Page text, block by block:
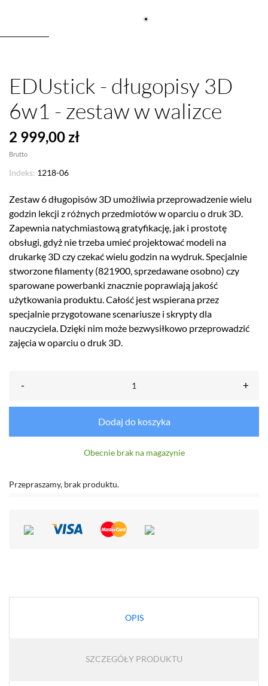
EDUstick - długopisy 3D
6w1 - zestaw w walizce
2 999,00 zł
Brutto
Indeks: 1218-06
Zestaw 6 długopisów 3D umożliwia przeprowadzenie wielu
godzin lekcji z różnych przedmiotów w oparciu o druk 3D.
Zapewnia natychmiastową gratyfikację, jak i prostotę
obsługi, gdyż nie trzeba umieć projektować modeli na
drukarkę 3D czy czekać wielu godzin na wydruk. Specjalnie
stworzone filamenty (821900, sprzedawane osobno) czy
sparowane powerbanki znacznie poprawiają jakość
użytkowania produktu. Całość jest wspierana przez
specjalnie przygotowane scenariusze i skrypty dla
nauczyciela. Dzięki nim może bezwysiłkowo przeprowadzić
zajęcia w oparciu o druk 3D.
- +
Dodaj do koszyka
Obecnie brak na magazynie
Przepraszamy, brak produktu.
OPIS
SZCZEGÓŁY PRODUKTU